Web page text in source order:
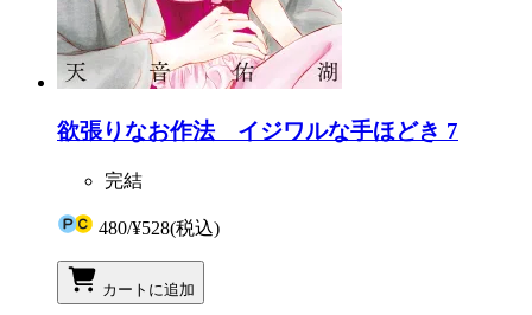
欲張りなお作法 イジワルな手ほどき 7
完結
480/¥528(税込)
カートに追加